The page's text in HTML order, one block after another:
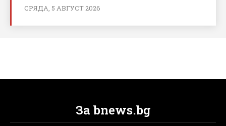
СРЯДА, 5 АВГУСТ 2026
За bnews.bg